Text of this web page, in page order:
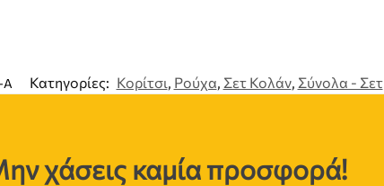
A Κατηγορίες: Κορίτσι Ρούχα Σετ Κολάν, Σύνολα - Σετ
χάσεις καμία προσφορά!